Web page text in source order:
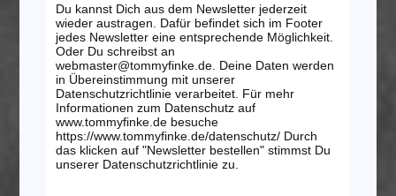
Du kannst Dich aus dem Newsletter jederzeit
wieder austragen. Dafür befindet sich im Footer
jedes Newsletter eine entsprechende Möglichkeit.
Oder Du schreibst an
webmaster@tommyfinke.de. Deine Daten werden
in Übereinstimmung mit unserer
Datenschutzrichtlinie verarbeitet. Für mehr
Informationen zum Datenschutz auf
www.tommyfinke.de besuche
https://www.tommyfinke.de/datenschutz/ Durch
das klicken auf "Newsletter bestellen" stimmst Du
unserer Datenschutzrichtlinie zu.